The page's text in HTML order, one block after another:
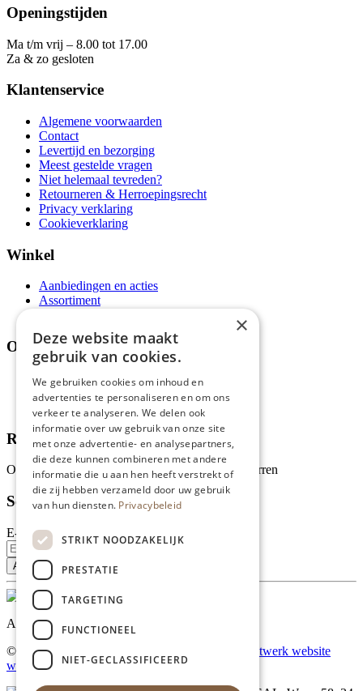
Openingstijden
Ma t/m vrij – 8.00 tot 17.00
Za & zo gesloten
Klantenservice
Algemene voorwaarden
Contact
Levertijd en bezorging
Meest gestelde vragen
Niet helemaal tevreden?
Retourneren & Herroepingsrecht
Privacy verklaring
Cookieverklaring
Winkel
Aanbiedingen en acties
Assortiment
Over ons
Wie zijn wij?
Recepten
Tips
Recensies
Onze klanten waarderen ons met 4.9 van de 5 sterren
Schrijf je in voor onze nieuwsbrief
E-mailadres
Al onze prijzen zijn incl. BTW
© Copyright 2026 Limburgs Bakwinkeltje |
Maatwerk website
webmix
×
Deze website maakt
gebruik van cookies.
We gebruiken cookies om inhoud en
advertenties te personaliseren en om ons
verkeer te analyseren. We delen ook
informatie over uw gebruik van onze site
met onze advertentie- en analysepartners,
die deze kunnen combineren met andere
informatie die u aan hen heeft verstrekt of
die zij hebben verzameld door uw gebruik
van hun diensten. Privacybeleid
STRIKT NOODZAKELIJK
PRESTATIE
TARGETING
FUNCTIONEEL
NIET-GECLASSIFICEERD